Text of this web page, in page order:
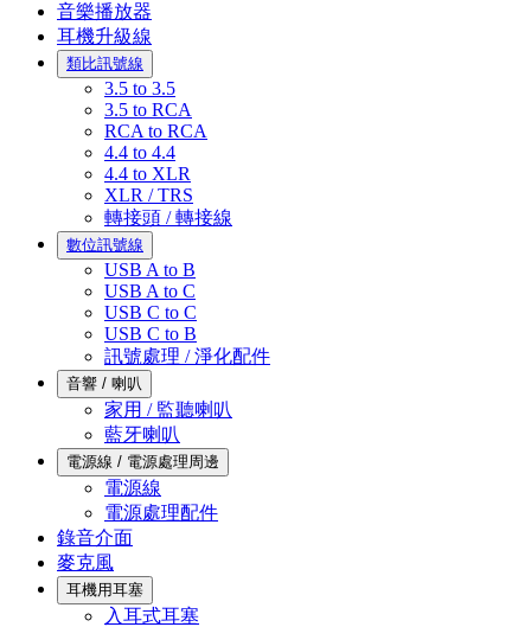
音樂播放器
耳機升級線
類比訊號線
3.5 to 3.5
3.5 to RCA
RCA to RCA
4.4 to 4.4
4.4 to XLR
XLR / TRS
轉接頭 / 轉接線
數位訊號線
USB A to B
USB A to C
USB C to C
USB C to B
訊號處理 / 淨化配件
音響 / 喇叭
家用 / 監聽喇叭
藍牙喇叭
電源線 / 電源處理周邊
電源線
電源處理配件
錄音介面
麥克風
耳機用耳塞
入耳式耳塞